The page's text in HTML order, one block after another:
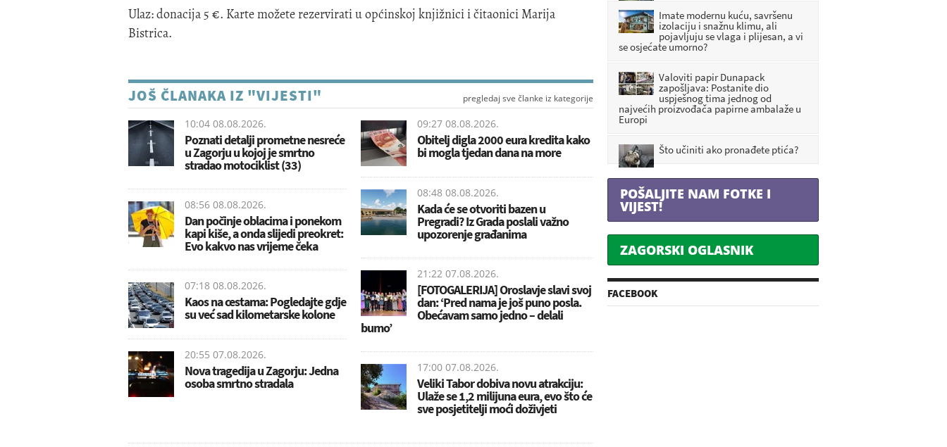
Ulaz: donacija 5 €. Karte možete rezervirati u općinskoj knjižnici i čitaonici Marija
Bistrica.
JOŠ ČLANAKA IZ "VIJESTI" pregledaj sve članke iz kategorije
10:04 08.08.2026.
Poznati detalji prometne nesreće
u Zagorju u kojoj je smrtno
stradao motociklist (33)
08:56 08.08.2026.
Dan počinje oblacima i ponekom
kapi kiše, a onda slijedi preokret:
Evo kakvo nas vrijeme čeka
07:18 08.08.2026.
Kaos na cestama: Pogledajte gdje
su već sad kilometarske kolone
20:55 07.08.2026.
Nova tragedija u Zagorju: Jedna
osoba smrtno stradala
09:27 08.08.2026.
Obitelj digla 2000 eura kredita kako
bi mogla tjedan dana na more
08:48 08.08.2026.
Kada će se otvoriti bazen u
Pregradi? Iz Grada poslali važno
upozorenje građanima
21:22 07.08.2026.
[FOTOGALERIJA] Oroslavje slavi svoj
dan: ‘Pred nama je još puno posla.
Obećavam samo jedno – delali
bumo’
17:00 07.08.2026.
Veliki Tabor dobiva novu atrakciju:
Ulaže se 1,2 milijuna eura, evo što će
sve posjetitelji moći doživjeti
Imate modernu kuću, savršenu
izolaciju i snažnu klimu, ali
pojavljuju se vlaga i plijesan, a vi
se osjećate umorno?
Valoviti papir Dunapack
zapošljava: Postanite dio
uspješnog tima jednog od
najvećih proizvođača papirne ambalaže u
Europi
Što učiniti ako pronađete ptića?
POŠALJITE NAM FOTKE I
VIJEST!
ZAGORSKI OGLASNIK
FACEBOOK